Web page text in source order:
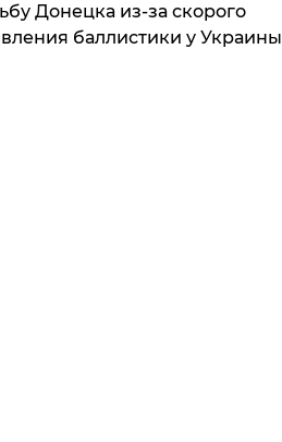
Донецка из-за скорого
баллистики у Украины